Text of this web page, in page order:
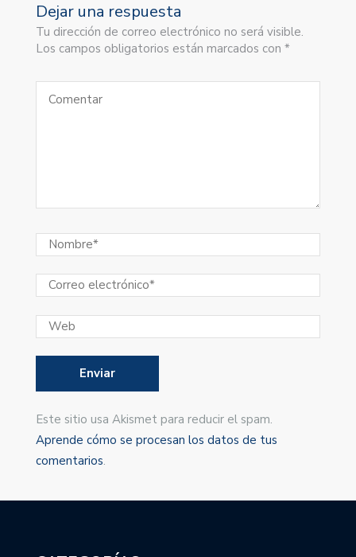
Dejar una respuesta
Tu dirección de correo electrónico no será visible.
Los campos obligatorios están marcados con *
Este sitio usa Akismet para reducir el spam.
Aprende cómo se procesan los datos de tus
comentarios.